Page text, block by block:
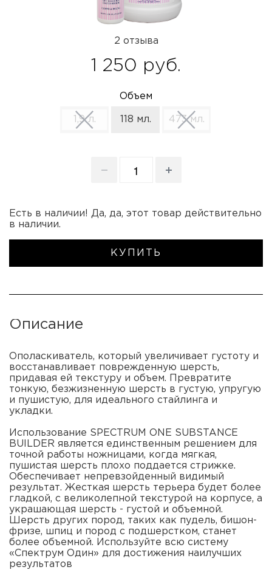
2 отзыва
1 250 руб.
Объем
1,9 л. 118 мл. 473 мл.
Есть в наличии! Да, да, этот товар действительно
в наличии.
КУПИТЬ
Описание
Ополаскиватель, который увеличивает густоту и
восстанавливает поврежденную шерсть,
придавая ей текстуру и объем. Превратите
тонкую, безжизненную шерсть в густую, упругую
и пушистую, для идеального стайлинга и
укладки.
Использование SPECTRUM ONE SUBSTANCE
BUILDER является единственным решением для
точной работы ножницами, когда мягкая,
пушистая шерсть плохо поддается стрижке.
Обеспечивает непревзойденный видимый
результат. Жесткая шерсть терьера будет более
гладкой, с великолепной текстурой на корпусе, а
украшающая шерсть - густой и объемной.
Шерсть других пород, таких как пудель, бишон-
фризе, шпиц и пород с подшерстком, станет
более объемной. Используйте всю систему
«Спектрум Один» для достижения наилучших
результатов